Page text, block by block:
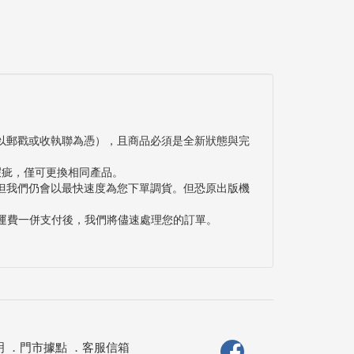
戳或收執聯為憑），且商品必須是全新狀態與完
，僅可更換相同產品。
們仍會以最快速度為您下單調貨。但恐原出版機
一併支付後，我們將儘速處理您的訂單。
． 門市據點． 客服信箱